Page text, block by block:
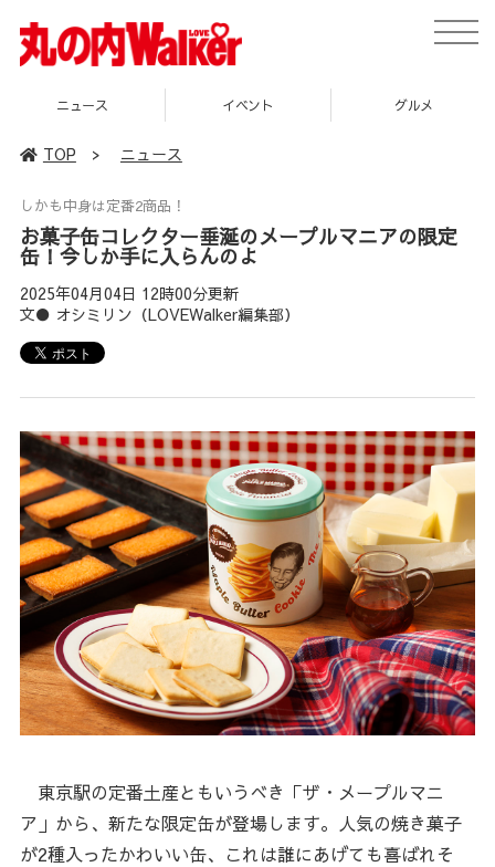
toggle
ニュース イベント グルメ
TOP > ニュース
しかも中身は定番2商品！
お菓子缶コレクター垂涎のメープルマニアの限定
缶！今しか手に入らんのよ
2025年04月04日 12時00分更新
文● オシミリン（LOVEWalker編集部）
東京駅の定番土産ともいうべき「ザ・メープルマニ
ア」から、新たな限定缶が登場します。人気の焼き菓子
が2種入ったかわいい缶、これは誰にあげても喜ばれそ